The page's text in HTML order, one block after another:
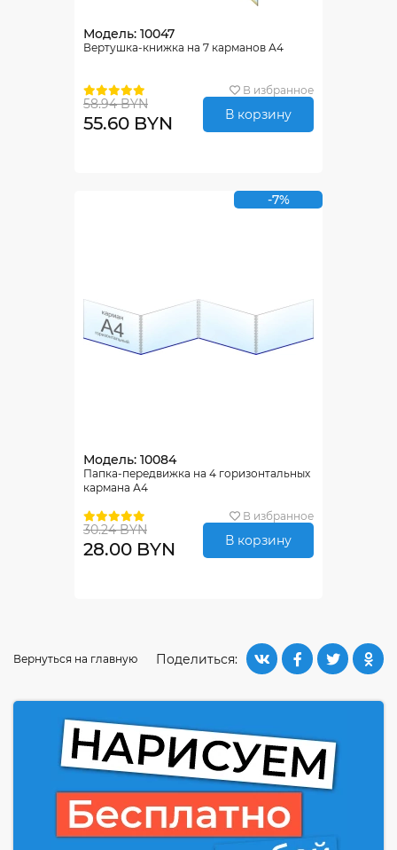
Модель: 10047
Вертушка-книжка на 7 карманов А4
В избранное
58.94 BYN
55.60 BYN В корзину
-7%
Модель: 10084
Папка-передвижка на 4 горизонтальных
кармана А4
В избранное
30.24 BYN
28.00 BYN В корзину
Поделиться:
Вернуться на главную